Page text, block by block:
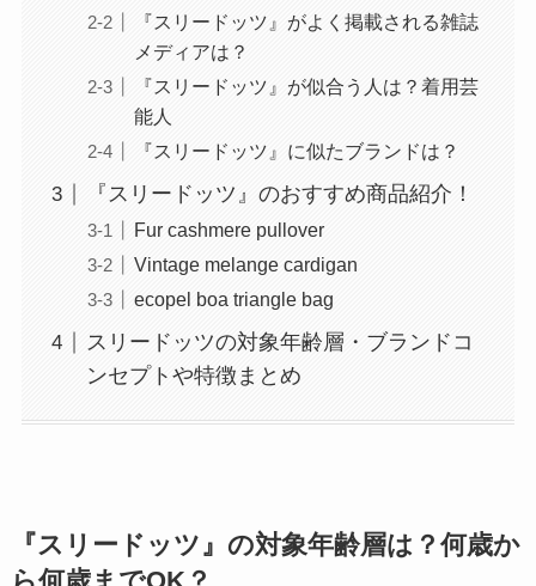
『スリードッツ』がよく掲載される雑誌
メディアは？
『スリードッツ』が似合う人は？着用芸
能人
『スリードッツ』に似たブランドは？
『スリードッツ』のおすすめ商品紹介！
Fur cashmere pullover
Vintage melange cardigan
ecopel boa triangle bag
スリードッツの対象年齢層・ブランドコ
ンセプトや特徴まとめ
『スリードッツ』の対象年齢層は？何歳か